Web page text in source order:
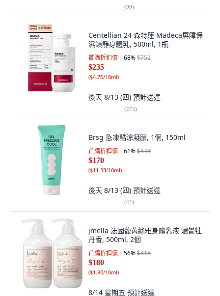
(99)
Centellian 24 森特蓮 Madeca屏障保
濕鎮靜身體乳, 500ml, 1瓶
首購折扣價 68%$752
$235
($4.70/10ml)
後天 8/13 (四) 預計送達
(273)
Brsg 急凍酷涼凝膠, 1個, 150ml
首購折扣價 61%$444
$170
($11.33/10ml)
後天 8/13 (四) 預計送達
(42)
jmella 法國馥芮絲雅身體乳液 濃鬱牡
丹香, 500ml, 2個
首購折扣價 56%$418
$180
($1.80/10ml)
8/14 星期五 預計送達